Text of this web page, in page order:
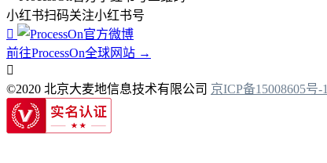
小红书扫码关注小红书号

前往ProcessOn全球网站 →

©2020 北京大麦地信息技术有限公司 京ICP备15008605号-1